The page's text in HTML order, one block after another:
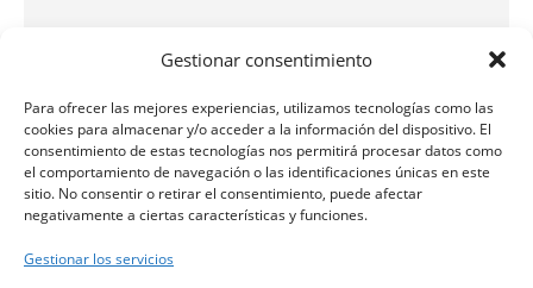
Gestionar consentimiento
Para ofrecer las mejores experiencias, utilizamos tecnologías como las
cookies para almacenar y/o acceder a la información del dispositivo. El
consentimiento de estas tecnologías nos permitirá procesar datos como
el comportamiento de navegación o las identificaciones únicas en este
sitio. No consentir o retirar el consentimiento, puede afectar
negativamente a ciertas características y funciones.
Gestionar los servicios
Equipo de Rehabilitación Vestibular